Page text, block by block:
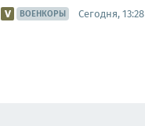
ВОЕНКОРЫ Сегодня, 13:28